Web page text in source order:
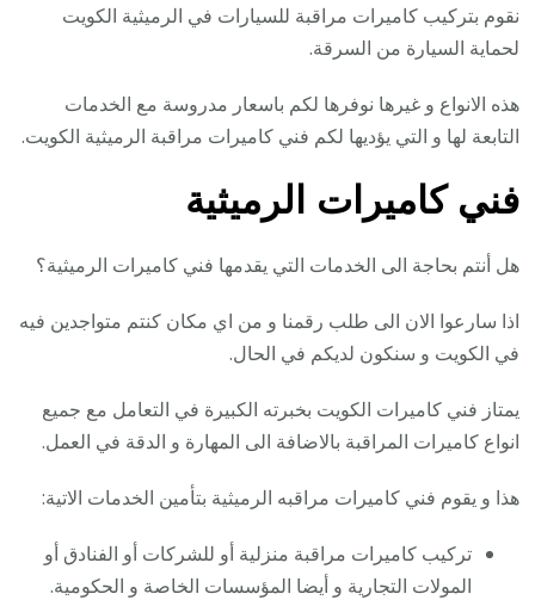
نقوم بتركيب كاميرات مراقبة للسيارات في الرميثية الكويت
لحماية السيارة من السرقة.
هذه الانواع و غيرها نوفرها لكم باسعار مدروسة مع الخدمات
التابعة لها و التي يؤديها لكم فني كاميرات مراقبة الرميثية الكويت.
فني كاميرات الرميثية
هل أنتم بحاجة الى الخدمات التي يقدمها فني كاميرات الرميثية؟
اذا سارعوا الان الى طلب رقمنا و من اي مكان كنتم متواجدين فيه
في الكويت و سنكون لديكم في الحال.
يمتاز فني كاميرات الكويت بخبرته الكبيرة في التعامل مع جميع
انواع كاميرات المراقبة بالاضافة الى المهارة و الدقة في العمل.
هذا و يقوم فني كاميرات مراقبه الرميثية بتأمين الخدمات الاتية:
تركيب كاميرات مراقبة منزلية أو للشركات أو الفنادق أو
المولات التجارية و أيضا المؤسسات الخاصة و الحكومية.